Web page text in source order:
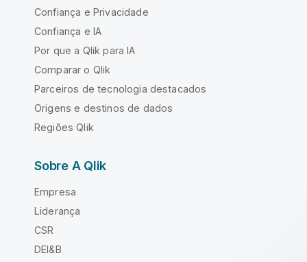
Confiança e Privacidade
Confiança e IA
Por que a Qlik para IA
Comparar o Qlik
Parceiros de tecnologia destacados
Origens e destinos de dados
Regiões Qlik
Sobre A Qlik
Empresa
Liderança
CSR
DEI&B